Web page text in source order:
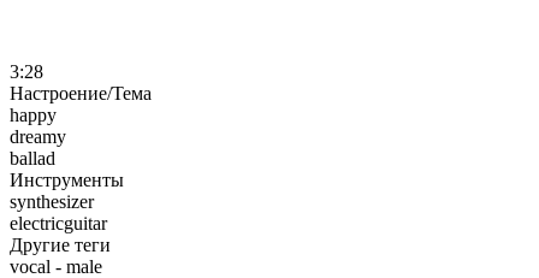
3:28
Настроение/Тема
happy
dreamy
ballad
Инструменты
synthesizer
electricguitar
Другие теги
vocal - male